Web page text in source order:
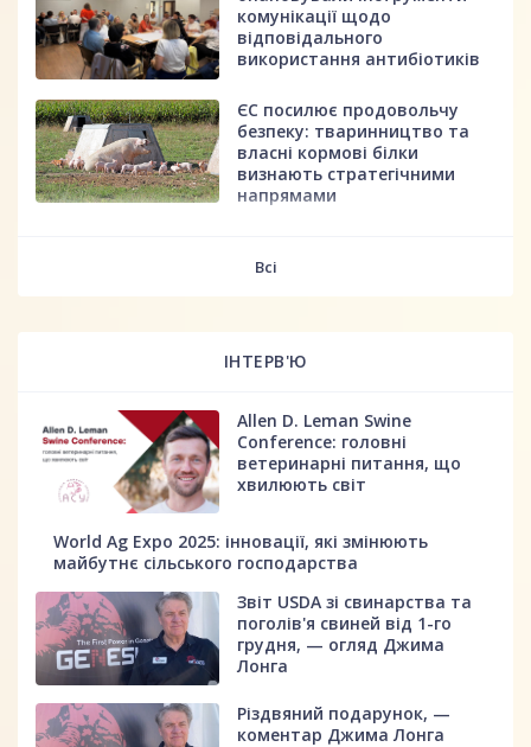
комунікації щодо
відповідального
використання антибіотиків
ЄС посилює продовольчу
безпеку: тваринництво та
власні кормові білки
визнають стратегічними
напрямами
Всі
ІНТЕРВ'Ю
Allen D. Leman Swine
Conference: головні
ветеринарні питання, що
хвилюють світ
World Ag Expo 2025: інновації, які змінюють
майбутнє сільського господарства
Звіт USDA зі свинарства та
поголів'я свиней від 1-го
грудня, — огляд Джима
Лонга
Різдвяний подарунок, —
коментар Джима Лонга